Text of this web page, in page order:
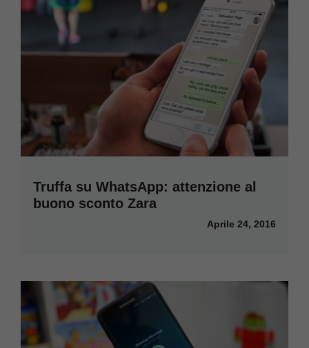
Truffa su WhatsApp: attenzione al
buono sconto Zara
Aprile 24, 2016